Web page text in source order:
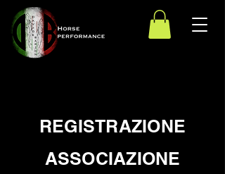
REGISTRAZIONE
ASSOCIAZIONE